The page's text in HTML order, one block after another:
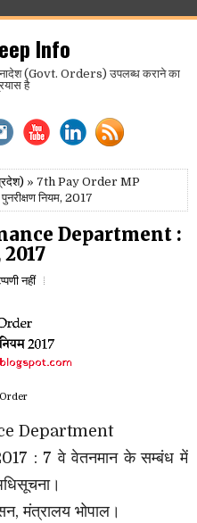
Info
(Govt. Orders) उपलब्ध कराने का
है
» 7th Pay Order MP
नियम, 2017
Department :
2017
नहीं
Department
: 7 वे वेतनमान के सम्बंध में
मंत्रालय भोपाल।